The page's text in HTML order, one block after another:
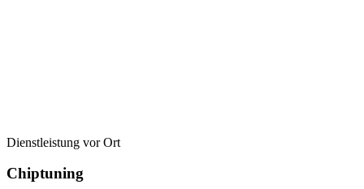
Dienstleistung vor Ort
Chiptuning